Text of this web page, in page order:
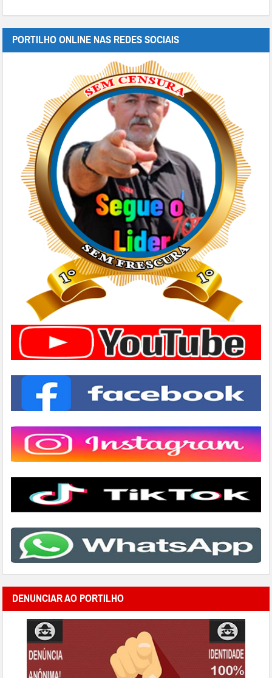
PORTILHO ONLINE NAS REDES SOCIAIS
DENUNCIAR AO PORTILHO